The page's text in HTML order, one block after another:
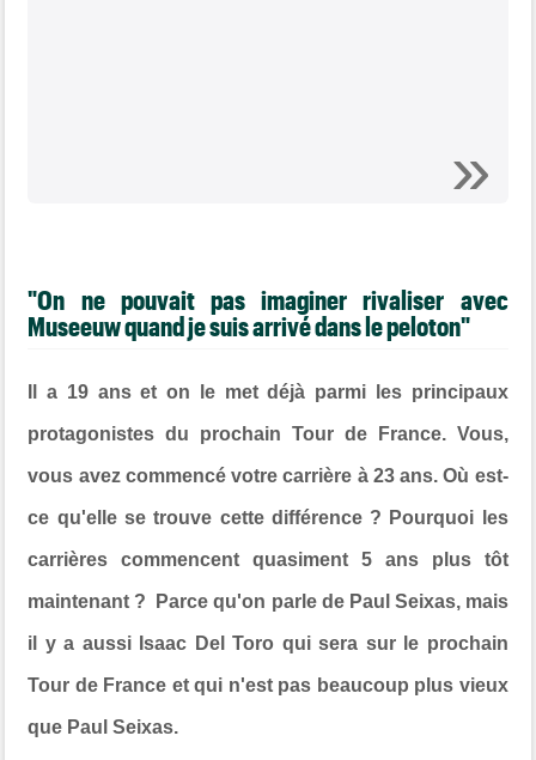
"On ne pouvait pas imaginer rivaliser avec
Museeuw quand je suis arrivé dans le peloton"
Il a 19 ans et on le met déjà parmi les principaux
protagonistes du prochain Tour de France. Vous,
vous avez commencé votre carrière à 23 ans. Où est-
ce qu'elle se trouve cette différence ? Pourquoi les
carrières commencent quasiment 5 ans plus tôt
maintenant ? Parce qu'on parle de Paul Seixas, mais
il y a aussi Isaac Del Toro qui sera sur le prochain
Tour de France et qui n'est pas beaucoup plus vieux
que Paul Seixas.